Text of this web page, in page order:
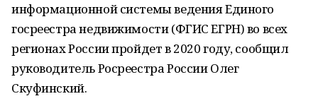
информационной системы ведения Единого
госреестра недвижимости (ФГИС ЕГРН) во всех
регионах России пройдет в 2020 году, сообщил
руководитель Росреестра России Олег
Скуфинский.